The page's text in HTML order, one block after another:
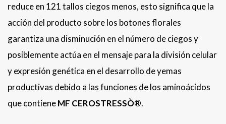
reduce en 121 tallos ciegos menos, esto significa que la
acción del producto sobre los botones florales
garantiza una disminución en el número de ciegos y
posiblemente actúa en el mensaje para la división celular
y expresión genética en el desarrollo de yemas
productivas debido a las funciones de los aminoácidos
que contieneMF CEROSTRESSÒ®.